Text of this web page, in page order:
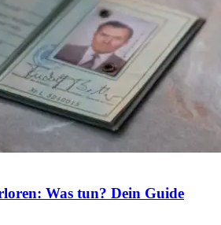
Was tun? Dein Guide